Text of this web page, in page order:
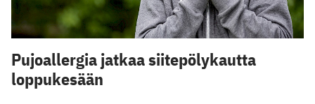
Pujoallergia jatkaa siitepölykautta
loppukesään